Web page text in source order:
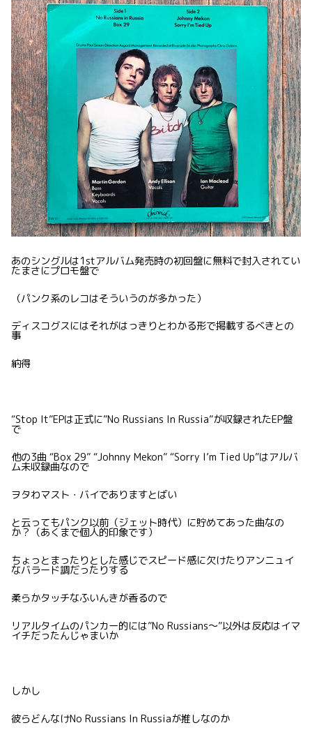
あのシングルは1stアルバム発売時の初回盤に無料で封入されてい
たまさにプロモ盤で
（パンク系のレコはそういうのが多かった）
ディスコグスにはそれがはっきりとわかる形で掲載するべきとの
事
納得
“Stop It”EPは正式に”No Russians In Russia”が収録されたEP盤
で
他の3曲 “Box 29” “Johnny Mekon” “Sorry I’m Tied Up”はアルバ
ム未収録曲なので
ヲタわマスト・バイでありますとばい
と云ってもパンク以前（ジェット時代）に貯めてあった曲なの
か？（あくまで個人的印象です）
ちょっとまったりとした感じでスピード感に欠けたりアンニュイ
なバラード調だったりする
柔らかタッチなふいんきが香るので
リアルタイムのパンカー的には”No Russians〜”以外は反応はイマ
イチだったんじゃまいか
しかし
彼らどんなけNo Russians In Russiaが推しなのか